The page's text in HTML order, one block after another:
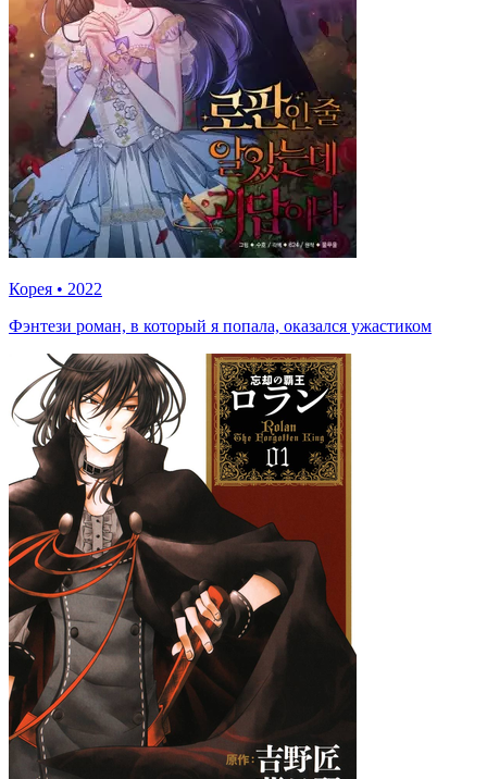
Корея • 2022
Фэнтези роман, в который я попала, оказался ужастиком